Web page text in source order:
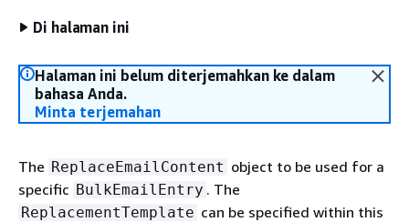
Di halaman ini
Halaman ini belum diterjemahkan ke dalam
bahasa Anda.
Minta terjemahan
The ReplaceEmailContent object to be used for a
specific BulkEmailEntry . The
ReplacementTemplate can be specified within this